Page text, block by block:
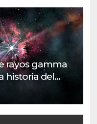
rayos gamma
historia del